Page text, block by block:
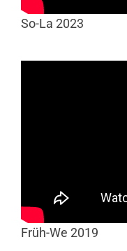
So-La 2023
Früh-We 2019